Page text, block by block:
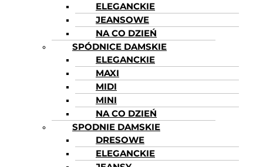
ELEGANCKIE
JEANSOWE
NA CO DZIEŃ
SPÓDNICE DAMSKIE
ELEGANCKIE
MAXI
MIDI
MINI
NA CO DZIEŃ
SPODNIE DAMSKIE
DRESOWE
ELEGANCKIE